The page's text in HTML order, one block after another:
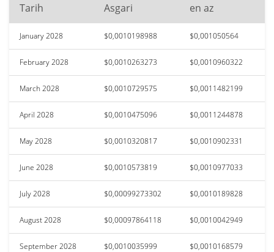
Tarih Asgari en az
January 2028 $0,0010198988 $0,001050564
February 2028 $0,0010263273 $0,0010960322
March 2028 $0,0010729575 $0,0011482199
April 2028 $0,0010475096 $0,0011244878
May 2028 $0,0010320817 $0,0010902331
June 2028 $0,0010573819 $0,0010977033
July 2028 $0,00099273302 $0,0010189828
August 2028 $0,00097864118 $0,0010042949
September 2028 $0,0010035999 $0,0010168579